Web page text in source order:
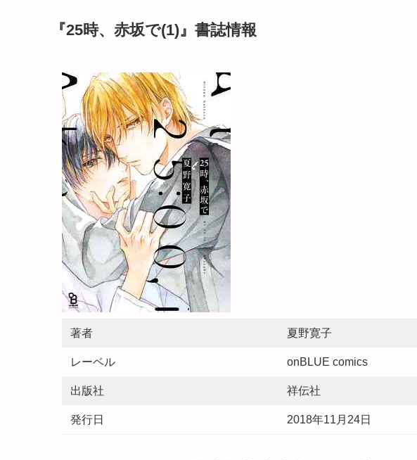
『25時、赤坂で(1)』書誌情報
著者 夏野寛子
レーベル onBLUE comics
出版社 祥伝社
発行日 2018年11月24日